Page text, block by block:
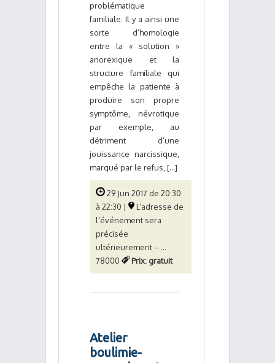
problématique
familiale. Il y a ainsi une
sorte d’homologie
entre la « solution »
anorexique et la
structure familiale qui
empêche la patiente à
produire son propre
symptôme, névrotique
par exemple, au
détriment d’une
jouissance narcissique,
marqué par le refus, [...]
29 Jun 2017 de 20:30
à 22:30 |
L’adresse de
l’événement sera
précisée
ultérieurement – ...
78000
Prix: gratuit
Atelier
boulimie-